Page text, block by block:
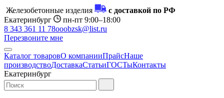
Железобетонные изделия
с доставкой по РФ
Екатеринбург
пн-пт 9:00–18:00
8 343 361 11 78ooobzsk@list.ru
Перезвоните мне
Каталог товаровО компанииПрайсНаше
производствоДоставкаСтатьиГОСТыКонтакты
Екатеринбург